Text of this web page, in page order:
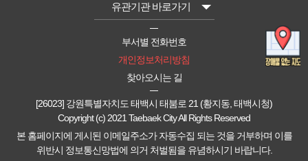
부서별 전화번호
개인정보처리방침
찾아오시는 길
[26023] 강원특별자치도 태백시 태붐로 21 (황지동, 태백시청)
Copyright (c) 2021 Taebaek City All Rights Reserved
본 홈페이지에 게시된 이메일주소가 자동수집 되는 것을 거부하며 이를
위반시 정보통신망법에 의거 처벌됨을 유념하시기 바랍니다.
유관기관 바로가기